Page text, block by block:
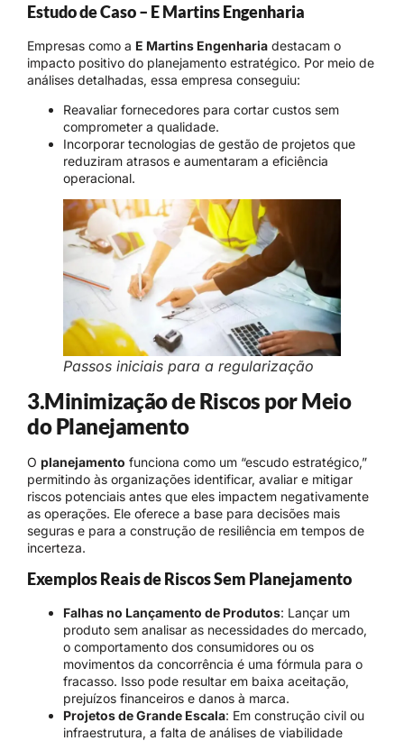
Estudo de Caso – E Martins Engenharia
Empresas como a E Martins Engenharia destacam o
impacto positivo do planejamento estratégico. Por meio de
análises detalhadas, essa empresa conseguiu:
Reavaliar fornecedores para cortar custos sem
comprometer a qualidade.
Incorporar tecnologias de gestão de projetos que
reduziram atrasos e aumentaram a eficiência
operacional.
Passos iniciais para a regularização
3.Minimização de Riscos por Meio
do Planejamento
O planejamento funciona como um “escudo estratégico,”
permitindo às organizações identificar, avaliar e mitigar
riscos potenciais antes que eles impactem negativamente
as operações. Ele oferece a base para decisões mais
seguras e para a construção de resiliência em tempos de
incerteza.
Exemplos Reais de Riscos Sem Planejamento
Falhas no Lançamento de Produtos: Lançar um
produto sem analisar as necessidades do mercado,
o comportamento dos consumidores ou os
movimentos da concorrência é uma fórmula para o
fracasso. Isso pode resultar em baixa aceitação,
prejuízos financeiros e danos à marca.
Projetos de Grande Escala: Em construção civil ou
infraestrutura, a falta de análises de viabilidade